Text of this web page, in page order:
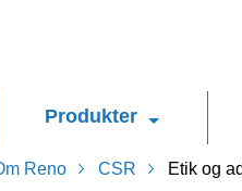
Produkter
Reno CSR Etik og